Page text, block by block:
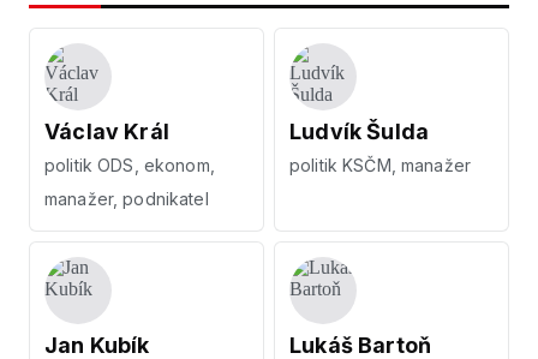
Václav Král
politik ODS, ekonom,
manažer, podnikatel
Ludvík Šulda
politik KSČM, manažer
Jan Kubík Lukáš Bartoň